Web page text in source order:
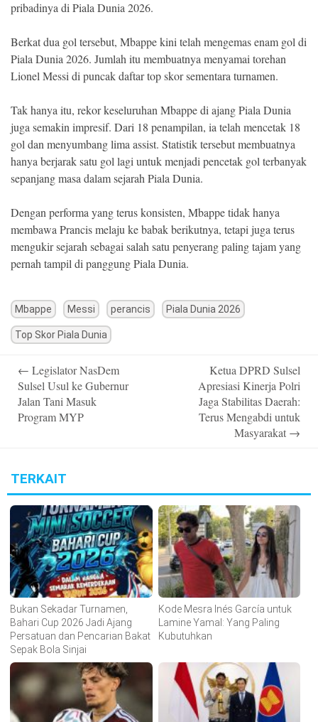
pribadinya di Piala Dunia 2026.
Berkat dua gol tersebut, Mbappe kini telah mengemas enam gol di
Piala Dunia 2026. Jumlah itu membuatnya menyamai torehan
Lionel Messi di puncak daftar top skor sementara turnamen.
Tak hanya itu, rekor keseluruhan Mbappe di ajang Piala Dunia
juga semakin impresif. Dari 18 penampilan, ia telah mencetak 18
gol dan menyumbang lima assist. Statistik tersebut membuatnya
hanya berjarak satu gol lagi untuk menjadi pencetak gol terbanyak
sepanjang masa dalam sejarah Piala Dunia.
Dengan performa yang terus konsisten, Mbappe tidak hanya
membawa Prancis melaju ke babak berikutnya, tetapi juga terus
mengukir sejarah sebagai salah satu penyerang paling tajam yang
pernah tampil di panggung Piala Dunia.
Mbappe Messi perancis Piala Dunia 2026
Top Skor Piala Dunia
navigation
← Legislator NasDem
Sulsel Usul ke Gubernur
Jalan Tani Masuk
Program MYP
Ketua DPRD Sulsel
Apresiasi Kinerja Polri
Jaga Stabilitas Daerah:
Terus Mengabdi untuk
Masyarakat →
TERKAIT
Bukan Sekadar Turnamen,
Bahari Cup 2026 Jadi Ajang
Persatuan dan Pencarian Bakat
Sepak Bola Sinjai
Kode Mesra Inés García untuk
Lamine Yamal: Yang Paling
Kubutuhkan